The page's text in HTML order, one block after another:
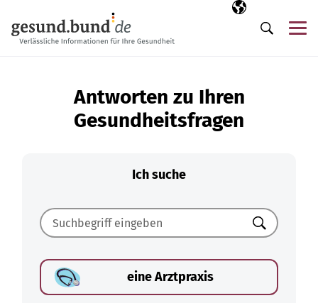
Ausgewählte
DE
Suche
Antworten zu Ihren
Gesundheitsfragen
Ich suche
Suchen
eine Arztpraxis